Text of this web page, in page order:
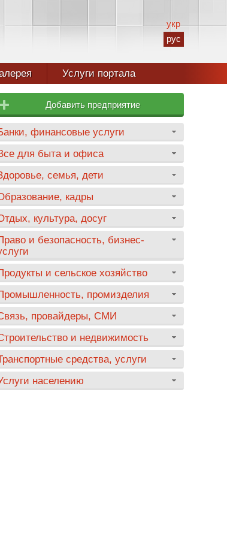
укр
рус
Услуги портала
Добавить предприятие
финансовые услуги
для быта и офиса
семья, дети
кадры
культура, досуг
и безопасность, бизнес-
и сельское хозяйство
промизделия
провайдеры, СМИ
и недвижимость
средства, услуги
населению